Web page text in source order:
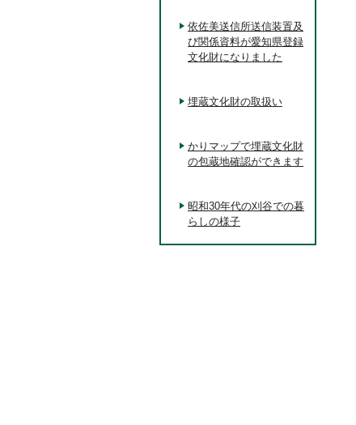
依佐美送信所送信装置及
び関係資料が愛知県登録
文化財になりました
埋蔵文化財の取扱い
かりマップで埋蔵文化財
の包蔵地確認ができます
昭和30年代の刈谷での暮
らしの様子